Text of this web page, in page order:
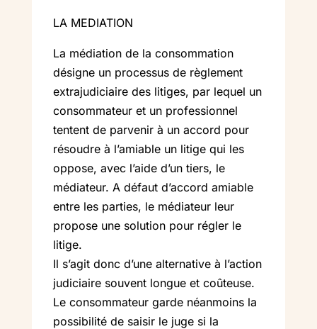
LA MEDIATION
La médiation de la consommation
désigne un processus de règlement
extrajudiciaire des litiges, par lequel un
consommateur et un professionnel
tentent de parvenir à un accord pour
résoudre à l’amiable un litige qui les
oppose, avec l’aide d’un tiers, le
médiateur. A défaut d’accord amiable
entre les parties, le médiateur leur
propose une solution pour régler le
litige.
Il s’agit donc d’une alternative à l’action
judiciaire souvent longue et coûteuse.
Le consommateur garde néanmoins la
possibilité de saisir le juge si la